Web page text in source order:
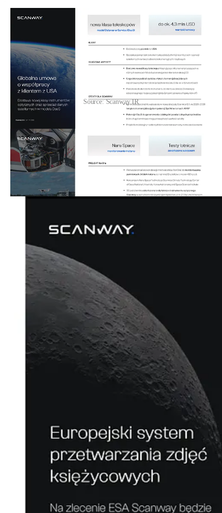
Source: Scanway IR
W segmencie Industry zarząd opisywał koncentrację na
wdrożeniach opartych o platformę
Hydra do analizy obrazui
budowie kilku „flagshipów” produktowych. Komentarz wskazywał
na selektywne podejście do branż i use-case’ów oraz redukcję czasu
wdrożeń bardziej złożonych projektów (z długich cykli R&D do
szybszego wdrożenia), przy jednoczesnym utrzymaniu dyscypliny
kosztowej i ograniczaniu ryzyka komercyjnego po stronie klienta.